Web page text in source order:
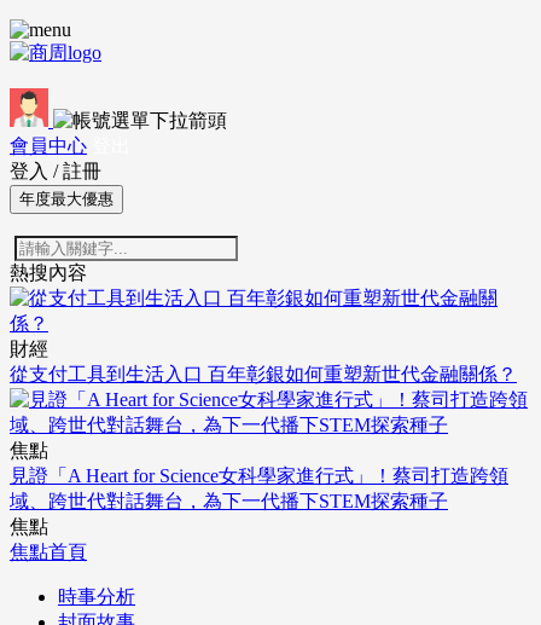
會員中心
登入 / 註冊
年度最大優惠
熱搜內容
財經
從支付工具到生活入口 百年彰銀如何重塑新世代金融關係？
焦點
見證「A Heart for Science女科學家進行式」！蔡司打造跨領
域、跨世代對話舞台，為下一代播下STEM探索種子
焦點
焦點首頁
時事分析